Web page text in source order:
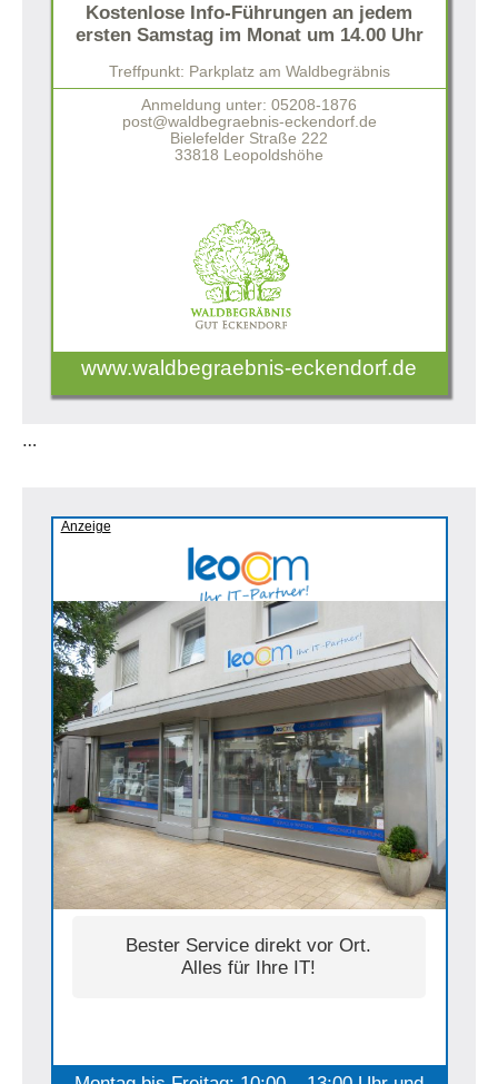
Kostenlose Info-Führungen an jedem
ersten Samstag im Monat um 14.00 Uhr
Treffpunkt: Parkplatz am Waldbegräbnis
Anmeldung unter: 05208-1876
post@waldbegraebnis-eckendorf.de
Bielefelder Straße 222
33818 Leopoldshöhe
www.waldbegraebnis-eckendorf.de
…
Anzeige
Bester Service direkt vor Ort.
Alles für Ihre IT!